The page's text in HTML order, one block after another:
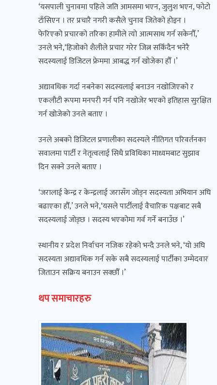
‘यसपाली चुनावमा पहिले जति आमसमा भएन, जुलुश भएन, फोटो
टाँसिएन । तर प्रचारै नगरी कसैले चुनाव जितेको होइन ।
फेरिएको प्रचारको तरिका हामीले त्यो आत्मसाथ गर्न सकेनौँ,’
उनले भने,‘हिजोको शैलीले प्रचार गरेर जित्न सकिँदैन भनेरै
सदस्यलाई डिजिटल फ्रेममा आबद्ध गर्न खोजेका हौँ ।’
अद्यावधिक गर्दा नबनेका सदस्यलाई बनाउन नखोजिएको र
एकलौटी रूपमा मनपरी गर्न पनि नखोजेर भएको इतिहास सुरक्षित
गर्न खोजेको उनले बताए ।
उनले अबको डिजिटल प्रणालीका सदस्यले नीतिगत परिवर्तनका
सवालमा पार्टी र नेतृत्वलाई सिधै प्रविधिका माध्यमबाट सुझाव
दिन सक्ने उनले बताए ।
‘जरालाई केन्द्र र केन्द्रलाई जरासँग जोड्न सदस्यता अभियान अघि
बढाएका हौँ,’ उनले भने,‘यसले पार्टीलाई वैचारिक पक्षबाट सबै
सदस्यलाई जोड्छ । सदस्य भएकोमा गर्व गर्ने बनाउँछ ।’
स्थानीय र प्रदेश निर्वाचन नजिक रहेको भन्दै उनले भने, ‘यो अघि
सदस्यता अद्यावधिक गर्न सके सबै सदस्यलाई पार्टीका उम्मेदवार
जिताउन सक्रिय बनाउन सक्छौँ ।’
थप समाचारहरु